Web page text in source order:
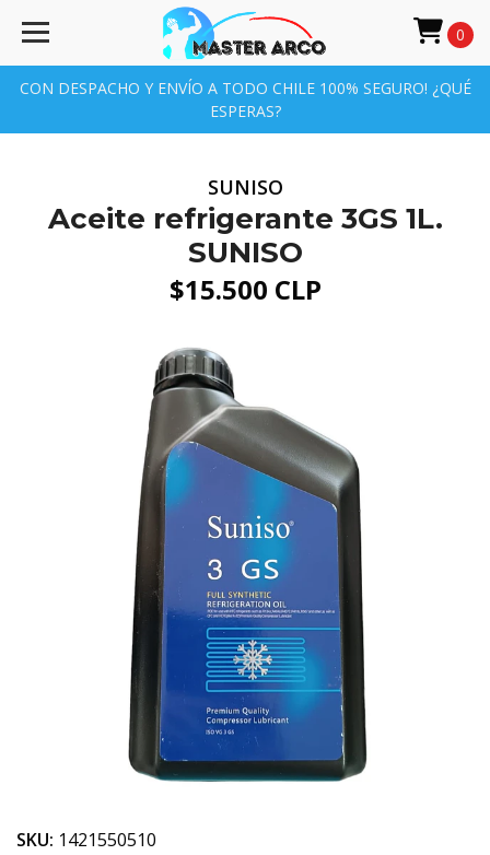
CON DESPACHO Y ENVÍO A TODO CHILE 100% SEGURO! ¿QUÉ
ESPERAS?
0
SUNISO
Aceite refrigerante 3GS 1L.
SUNISO
$15.500 CLP
SKU: 1421550510